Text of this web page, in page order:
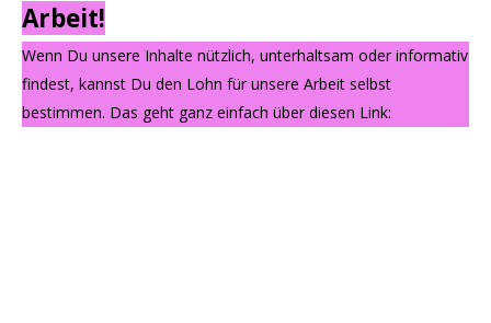
Arbeit!
Wenn Du unsere Inhalte nützlich, unterhaltsam oder informativ
findest, kannst Du den Lohn für unsere Arbeit selbst
bestimmen. Das geht ganz einfach über diesen Link: